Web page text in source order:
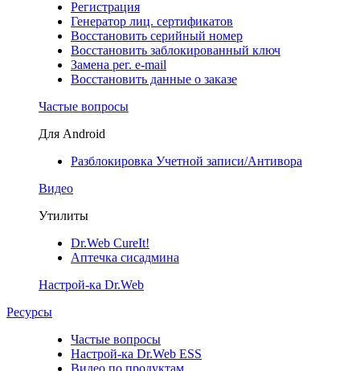
Регистрация
Генератор лиц. сертификатов
Восстановить серийный номер
Восстановить заблокированный ключ
Замена рег. e-mail
Восстановить данные о заказе
Частые вопросы
Для Android
Разблокировка Учетной записи/Антивора
Видео
Утилиты
Dr.Web CureIt!
Аптечка сисадмина
Настрой-ка Dr.Web
Ресурсы
Частые вопросы
Настрой-ка Dr.Web ESS
Видео по продуктам